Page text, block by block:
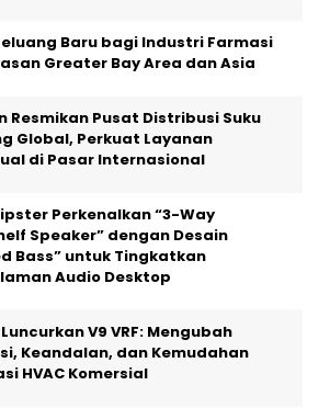
Baru bagi Industri Farmasi
Greater Bay Area dan Asia
Resmikan Pusat Distribusi Suku
Global, Perkuat Layanan
di Pasar Internasional
Perkenalkan “3-Way
Speaker” dengan Desain
Bass” untuk Tingkatkan
Audio Desktop
V9 VRF: Mengubah
Keandalan, dan Kemudahan
HVAC Komersial